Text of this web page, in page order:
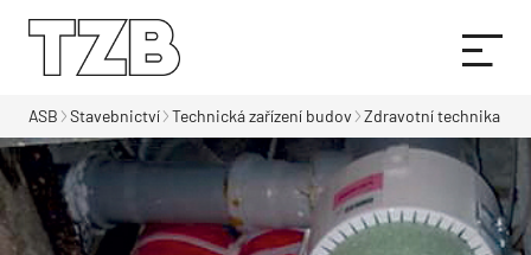
ASB Stavebnictví Technická zařízení budov Zdravotní technika